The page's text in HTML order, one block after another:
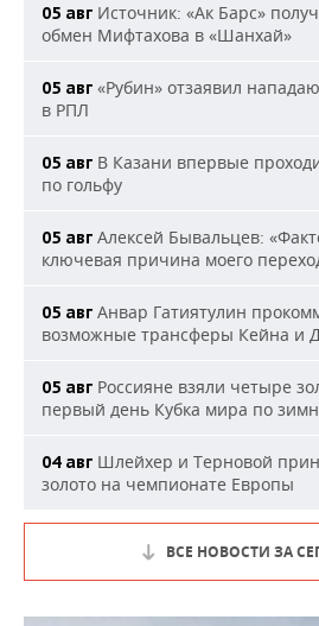
05 авг Источник: «Ак Барс»
обмен Мифтахова в «Шанхай»
05 авг «Рубин» отзаявил
в РПЛ
05 авг В Казани впервые
по гольфу
05 авг Алексей Бывальцев:
ключевая причина моего
05 авг Анвар Гатиятулин
возможные трансферы Кейна и
05 авг Россияне взяли четыре
первый день Кубка мира по
04 авг Шлейхер и Терновой
золото на чемпионате Европы
ВСЕ НОВОСТИ ЗА